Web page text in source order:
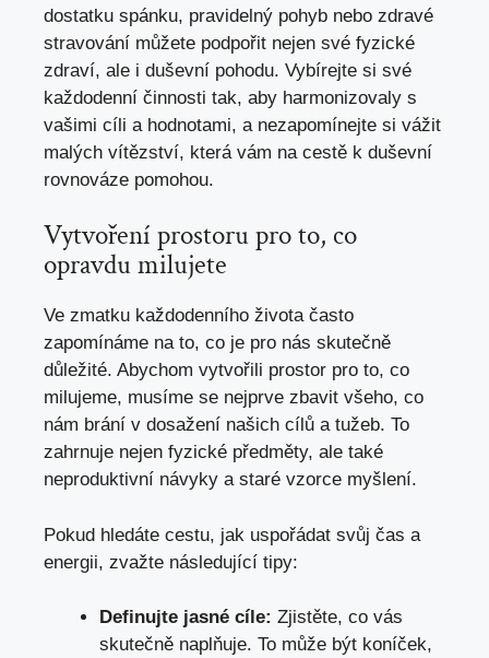
dostatku spánku, pravidelný pohyb nebo zdravé
stravování můžete podpořit nejen své fyzické
zdraví, ale i duševní pohodu. Vybírejte si své
každodenní činnosti tak, aby harmonizovaly s
vašimi cíli a hodnotami, a nezapomínejte si vážit
malých vítězství, která vám na cestě k duševní
rovnováze pomohou.
Vytvoření prostoru pro to, co
opravdu milujete
Ve zmatku každodenního života často
zapomínáme na to, co je pro nás skutečně
důležité. Abychom vytvořili prostor pro to, co
milujeme, musíme se nejprve zbavit všeho, co
nám brání v dosažení našich cílů a tužeb. To
zahrnuje nejen fyzické předměty, ale také
neproduktivní návyky a staré vzorce myšlení.
Pokud hledáte cestu, jak uspořádat svůj čas a
energii, zvažte následující tipy:
Definujte jasné cíle: Zjistěte, co vás
skutečně naplňuje. To může být koníček,